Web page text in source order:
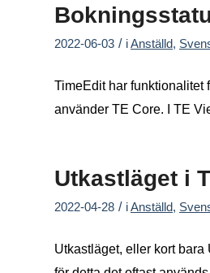
2022-06-03 / iAnställd,
TimeEdit har funktionalitet
använder TE Core. I TE
Utkastläget i
2022-04-28 / iAnställd,
Utkastläget, eller kort